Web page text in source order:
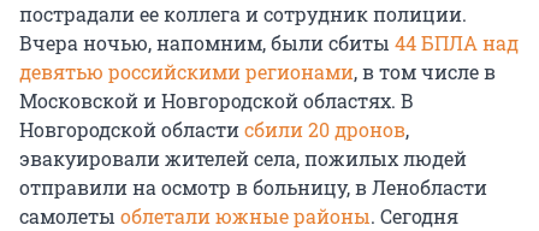
пострадали ее коллега и сотрудник полиции.
Вчера ночью, напомним, были сбиты 44 БПЛА над
девятью российскими регионами, в том числе в
Московской и Новгородской областях. В
Новгородской областисбили 20 дронов,
эвакуировали жителей села, пожилых людей
отправили на осмотр в больницу, в Ленобласти
самолеты облетали южные районы. Сегодня